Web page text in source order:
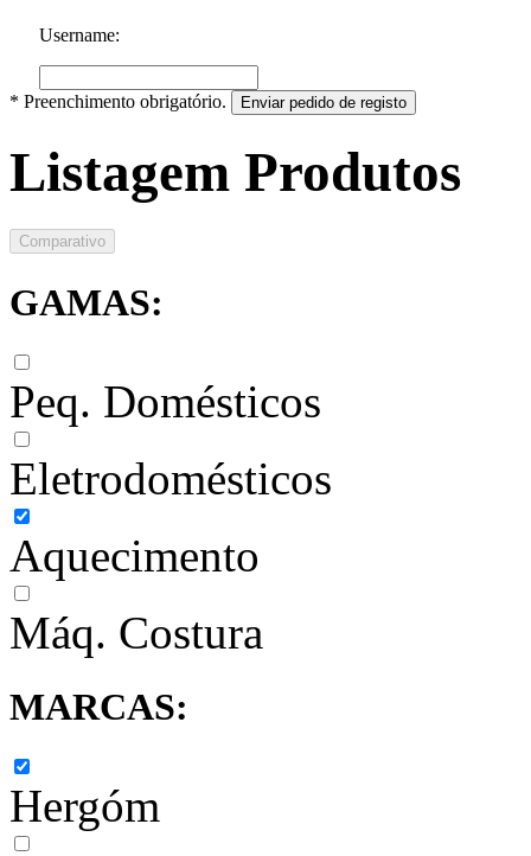
Username:
* Preenchimento obrigatório. Enviar pedido de registo
Listagem Produtos
Comparativo
GAMAS:
Peq. Domésticos
Eletrodomésticos
Aquecimento
Máq. Costura
MARCAS:
Hergóm